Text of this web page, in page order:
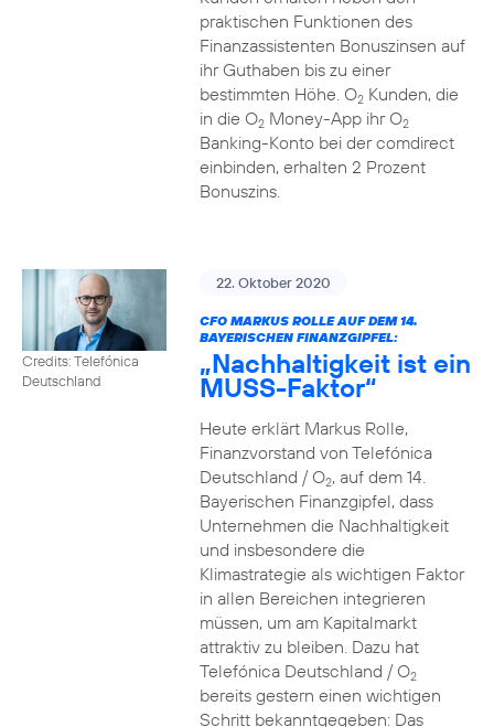
praktischen Funktionen des
Finanzassistenten Bonuszinsen auf
ihr Guthaben bis zu einer
bestimmten Höhe. O2Kunden, die
in die O2Money-App ihr O2
Banking-Konto bei der comdirect
einbinden, erhalten 2 Prozent
Bonuszins.
Credits: Telefónica
Deutschland
22. Oktober 2020
CFO MARKUS ROLLE AUF DEM 14.
BAYERISCHEN FINANZGIPFEL:
„Nachhaltigkeit ist ein
MUSS-Faktor“
Heute erklärt Markus Rolle,
Finanzvorstand von Telefónica
Deutschland / O2, auf dem 14.
Bayerischen Finanzgipfel, dass
Unternehmen die Nachhaltigkeit
und insbesondere die
Klimastrategie als wichtigen Faktor
in allen Bereichen integrieren
müssen, um am Kapitalmarkt
attraktiv zu bleiben. Dazu hat
Telefónica Deutschland / O2
bereits gestern einen wichtigen
Schritt bekanntgegeben: Das